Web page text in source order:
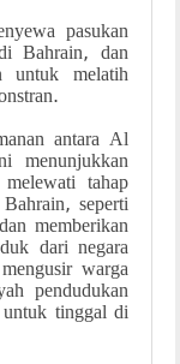
pasukan
Bahrain, dan
untuk melatih
antara Al
menunjukkan
tahap
seperti
memberikan
dari negara
warga
pendudukan
untuk tinggal di